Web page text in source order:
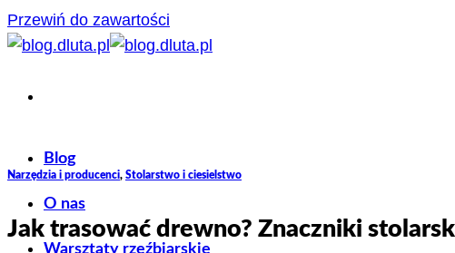
Przewiń do zawartości
Blog
O nas
Warsztaty rzeźbiarskie
Narzędzia i producenci, Stolarstwo i ciesielstwo
Jak trasować drewno? Znaczniki